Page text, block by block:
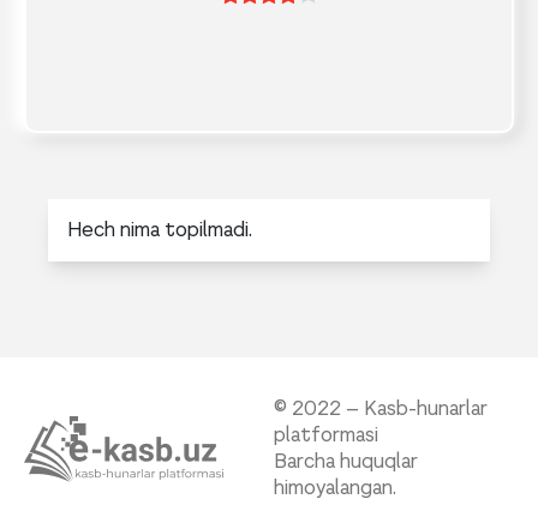
Hech nima topilmadi.
© 2022 – Kasb-hunarlar
platformasi
Barcha huquqlar
himoyalangan.